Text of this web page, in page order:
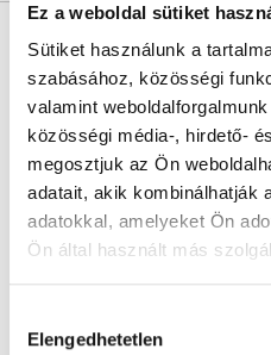
Ez a weboldal sütiket
Sütiket használunk a
szabásához, közösségi
valamint
közösségi média-, hirdető-
megosztjuk az Ön
adatait, akik kombinálhatják
adatokkal, amelyeket Ön
Ön által használt más
szabályzat:https://
kiválasztása
Elengedhetetlen
* Szakorvos jelölt (rezidens):
orvos, aki jogszabályok szerinti
megszerzésére irányuló
önállóan nem végezhető szakmai
felelősséggel tartozik és azt
szolgáltató szakorvosa az első
szakorvosjelölt önállóan láthat el
felelősségét kizárja esetleges
és szakorvosjelölt esetén.
Főoldal Endokrinológus